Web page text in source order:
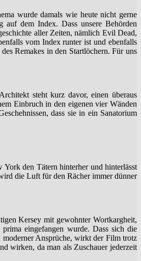
wurde damals wie heute nicht gerne
auf dem Index. Dass unsere Behörden
aller Zeiten, nämlich Evil Dead,
vom Index runter ist und ebenfalls
Remakes in den Startlöchern. Für uns
steht kurz davor, einen überaus
Einbruch in den eigenen vier Wänden
dass sie in ein Sanatorium
den Tätern hinterher und hinterlässt
die Luft für den Rächer immer dünner
Kersey mit gewohnter Wortkargheit,
eingefangen wurde. Dass sich die
moderner Ansprüche, wirkt der Film trotz
wirken, da man als Zuschauer jederzeit